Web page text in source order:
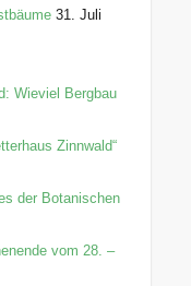
31. Juli
Wieviel Bergbau
Zinnwald“
der Botanischen
vom 28. –